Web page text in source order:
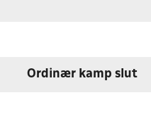
Ordinær kamp slut